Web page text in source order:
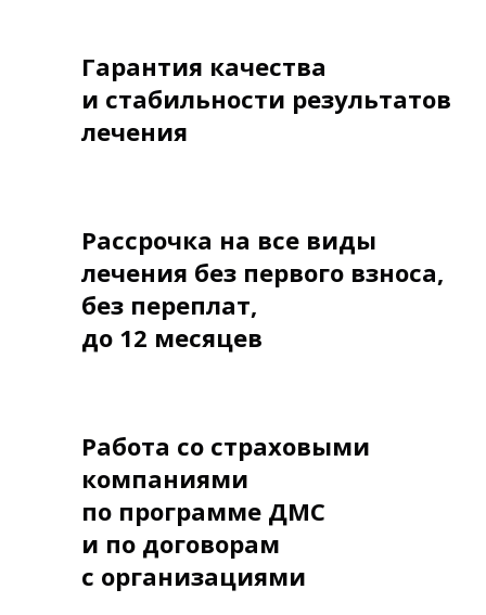
Гарантия качества
и стабильности результатов
лечения
Рассрочка на все виды
лечения без первого взноса,
без переплат,
до 12 месяцев
Работа со страховыми
компаниями
по программе ДМС
и по договорам
с организациями